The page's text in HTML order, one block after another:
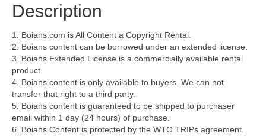
Description
1. Boians.com is All Content a Copyright Rental.
2. Boians content can be borrowed under an extended license.
3. Boians Extended License is a commercially available rental
product.
4. Boians content is only available to buyers. We can not
transfer that right to a third party.
5. Boians content is guaranteed to be shipped to purchaser
email within 1 day (24 hours) of purchase.
6. Boians Content is protected by the WTO TRIPs agreement.